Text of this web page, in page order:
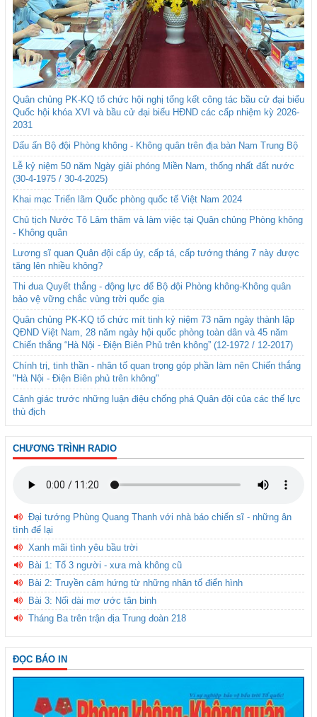
Quân chủng PK-KQ tổ chức hội nghị tổng kết công tác bầu cử đại biểu
Quốc hội khóa XVI và bầu cử đại biểu HĐND các cấp nhiệm kỳ 2026-
2031
Dấu ấn Bộ đội Phòng không - Không quân trên địa bàn Nam Trung Bộ
Lễ kỷ niệm 50 năm Ngày giải phóng Miền Nam, thống nhất đất nước
(30-4-1975 / 30-4-2025)
Khai mạc Triển lãm Quốc phòng quốc tế Việt Nam 2024
Chủ tịch Nước Tô Lâm thăm và làm việc tại Quân chủng Phòng không
- Không quân
Lương sĩ quan Quân đội cấp úy, cấp tá, cấp tướng tháng 7 này được
tăng lên nhiều không?
Thi đua Quyết thắng - động lực để Bộ đội Phòng không-Không quân
bảo vệ vững chắc vùng trời quốc gia
Quân chủng PK-KQ tổ chức mít tinh kỷ niệm 73 năm ngày thành lập
QĐND Việt Nam, 28 năm ngày hội quốc phòng toàn dân và 45 năm
Chiến thắng “Hà Nội - Điện Biên Phủ trên không” (12-1972 / 12-2017)
Chính trị, tinh thần - nhân tố quan trọng góp phần làm nên Chiến thắng
"Hà Nội - Điện Biên phủ trên không"
Cảnh giác trước những luận điệu chống phá Quân đội của các thế lực
thù địch
CHƯƠNG TRÌNH RADIO
Đại tướng Phùng Quang Thanh với nhà báo chiến sĩ - những ân
tình để lại
Xanh mãi tình yêu bầu trời
Bài 1: Tổ 3 người - xưa mà không cũ
Bài 2: Truyền cảm hứng từ những nhân tố điển hình
Bài 3: Nối dài mơ ước tân binh
Tháng Ba trên trận địa Trung đoàn 218
ĐỌC BÁO IN